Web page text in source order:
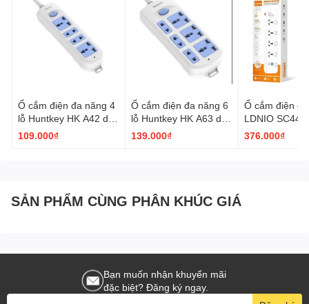
Ổ cắm kéo dài phổ thông có bảo vệ quá tải bằng CB.
Số lượng ổ cắm: 4 cái.
Chiều dài dây: 5m
Số công tắc: 1
Ổ cắm điện đa năng 4
lỗ Huntkey HK A42 dài
3m màu trắng xanh
109.000₫
Ổ cắm điện đa năng 6
lỗ Huntkey HK A63 dài
3m màu trắng xanh
139.000₫
Ổ cắm điện
LDNIO
cổng AC 2
376.000₫
SẢN PHẨM CÙNG PHÂN KHÚC GIÁ
Bạn muốn nhận khuyến mãi
đặc biệt? Đăng ký ngay.